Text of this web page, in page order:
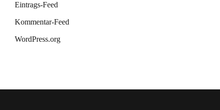
Eintrags-Feed
Kommentar-Feed
WordPress.org